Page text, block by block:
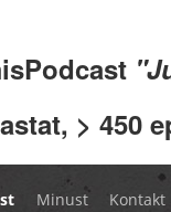
> 450
Minust Kontakt